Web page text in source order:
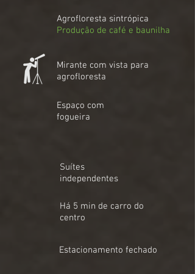
Agrofloresta sintrópica
Produção de café e baunilha
Mirante com vista para
agrofloresta
Espaço com
fogueira
Suítes
independentes
Há 5 min de carro do
centro
Estacionamento fechado